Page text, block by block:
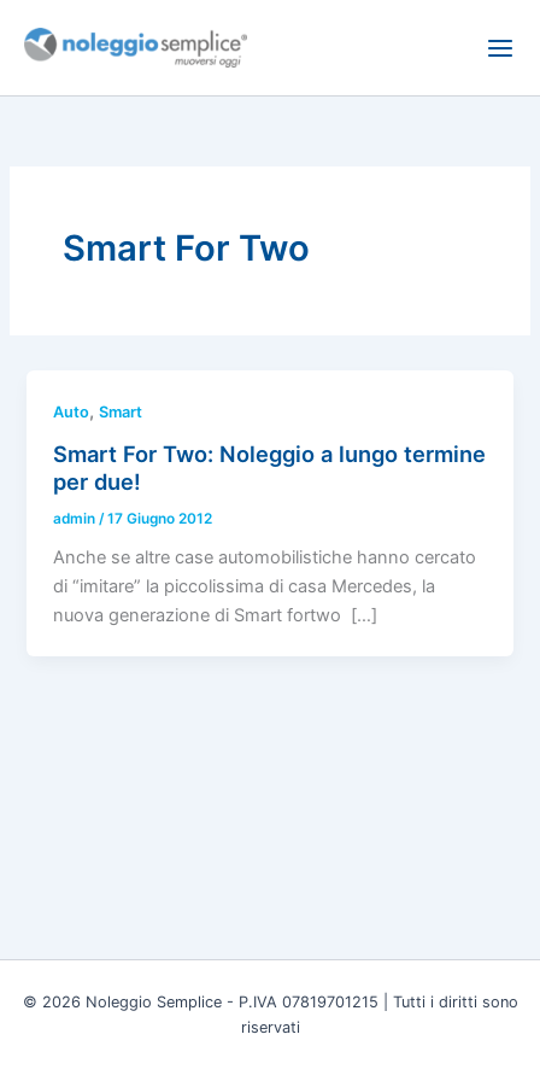
Smart For Two
Auto,Smart
Smart For Two: Noleggio a lungo termine
per due!
admin /17 Giugno 2012
Anche se altre case automobilistiche hanno cercato
di “imitare” la piccolissima di casa Mercedes, la
nuova generazione di Smart fortwo […]
© 2026 Noleggio Semplice - P.IVA 07819701215 | Tutti i diritti sono
riservati